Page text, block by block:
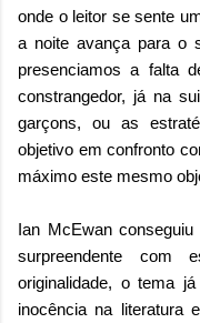
onde o leitor se sente
a noite avança para o
presenciamos a falta
constrangedor, já na
garçons, ou as
objetivo em confronto
máximo este mesmo
Ian McEwan
surpreendente com
originalidade, o tema
inocência na literatura